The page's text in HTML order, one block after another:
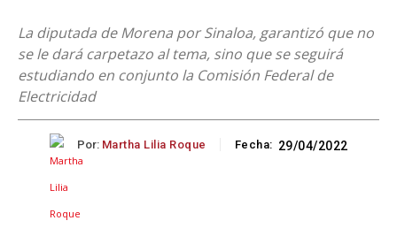
La diputada de Morena por Sinaloa, garantizó que no
se le dará carpetazo al tema, sino que se seguirá
estudiando en conjunto la Comisión Federal de
Electricidad
Por: Martha Lilia Roque Fecha: 29/04/2022